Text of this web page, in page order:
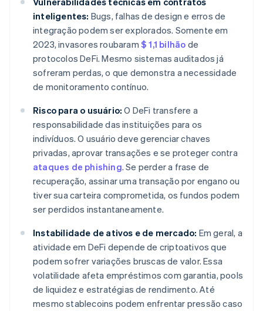
inteligentes: Bugs, falhas de design e erros de
integração podem ser explorados. Somente em
2023, invasores roubaram $ 1,1 bilhão de
protocolos DeFi. Mesmo sistemas auditados já
sofreram perdas, o que demonstra a necessidade
de monitoramento contínuo.
Risco para o usuário: O DeFi transfere a
responsabilidade das instituições para os
indivíduos. O usuário deve gerenciar chaves
privadas, aprovar transações e se proteger contra
ataques de phishing. Se perder a frase de
recuperação, assinar uma transação por engano ou
tiver sua carteira comprometida, os fundos podem
ser perdidos instantaneamente.
Instabilidade de ativos e de mercado: Em geral, a
atividade em DeFi depende de criptoativos que
podem sofrer variações bruscas de valor. Essa
volatilidade afeta empréstimos com garantia, pools
de liquidez e estratégias de rendimento. Até
mesmo stablecoins podem enfrentar pressão caso